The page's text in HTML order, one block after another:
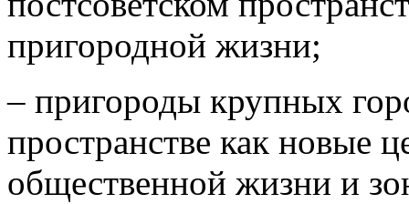
пригородной жизни;
– пригороды крупных
пространстве как новые
общественной жизни и